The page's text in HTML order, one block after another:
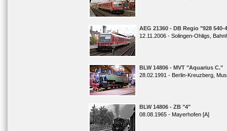
AEG 21360 - DB Regio "928 540-
12.11.2006 - Solingen-Ohligs,
BLW 14806 - MVT "Aquarius C."
28.02.1991 - Berlin-Kreuzberg,
BLW 14806 - ZB "4"
08.08.1965 - Mayerhofen [A]